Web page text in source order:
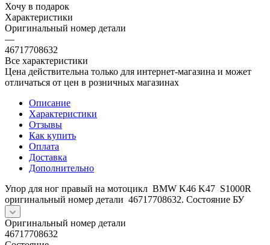
Хочу в подарок
Характеристики
Оригинальный номер детали
—
46717708632
Все характеристики
Цена действительна только для интернет-магазина и может
отличаться от цен в розничных магазинах
Описание
Характеристики
Отзывы
Как купить
Оплата
Доставка
Дополнительно
Упор для ног правый на мотоцикл BMW K46 K47 S1000R
оригинальный номер детали 46717708632. Состояние БУ
Оригинальный номер детали
46717708632